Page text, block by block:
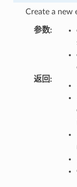
Create a new
参数:
返回 :